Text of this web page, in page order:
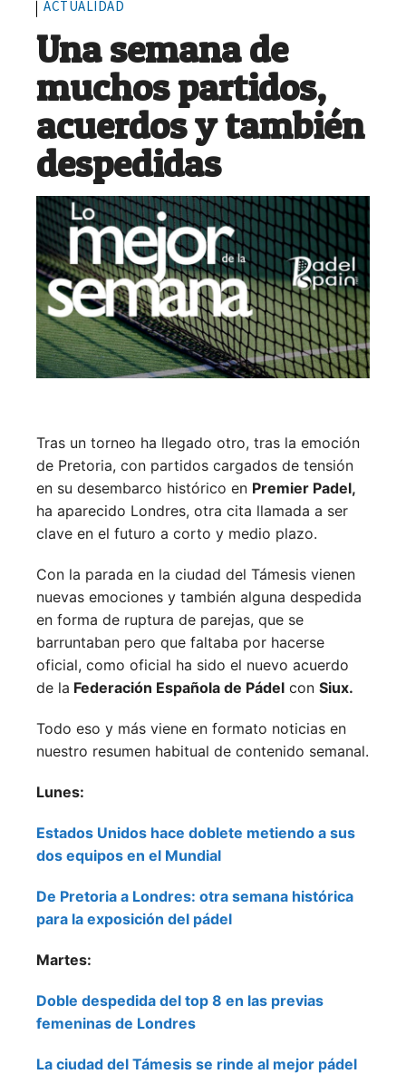
ACTUALIDAD
Una semana de
muchos partidos,
acuerdos y también
despedidas
Tras un torneo ha llegado otro, tras la emoción
de Pretoria, con partidos cargados de tensión
en su desembarco histórico en Premier Padel,
ha aparecido Londres, otra cita llamada a ser
clave en el futuro a corto y medio plazo.
Con la parada en la ciudad del Támesis vienen
nuevas emociones y también alguna despedida
en forma de ruptura de parejas, que se
barruntaban pero que faltaba por hacerse
oficial, como oficial ha sido el nuevo acuerdo
de la Federación Española de Pádel con Siux.
Todo eso y más viene en formato noticias en
nuestro resumen habitual de contenido semanal.
Lunes:
Estados Unidos hace doblete metiendo a sus
dos equipos en el Mundial
De Pretoria a Londres: otra semana histórica
para la exposición del pádel
Martes:
Doble despedida del top 8 en las previas
femeninas de Londres
La ciudad del Támesis se rinde al mejor pádel